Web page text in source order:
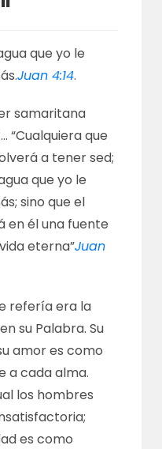
que yo le
Juan 4:14.
samaritana
“Cualquiera que
a tener sed;
que yo le
sino que el
en él una fuente
eterna”Juan
refería era la
su Palabra. Su
amor es como
a cada alma.
los hombres
es como